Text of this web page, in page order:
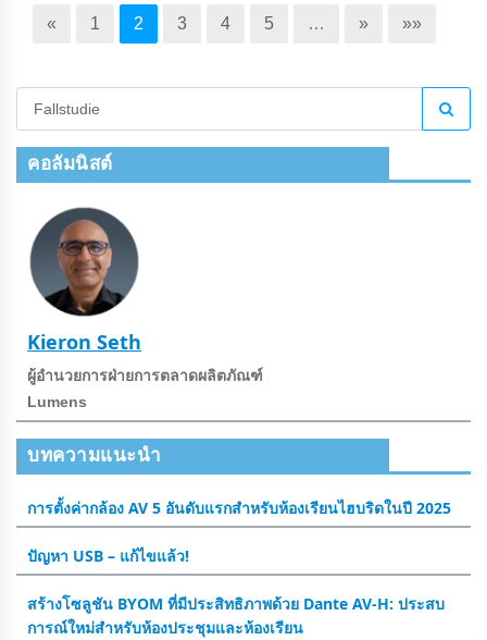
« 1 2 3 4 5 … » »»
คอลัมนิสต์
Kieron Seth
ผู้อํานวยการฝ่ายการตลาดผลิตภัณฑ์
Lumens
บทความแนะนำ
การตั้งค่ากล้อง AV 5 อันดับแรกสําหรับห้องเรียนไฮบริดในปี 2025
ปัญหา USB – แก้ไขแล้ว!
สร้างโซลูชัน BYOM ที่มีประสิทธิภาพด้วย Dante AV-H: ประสบ
การณ์ใหม่สําหรับห้องประชุมและห้องเรียน